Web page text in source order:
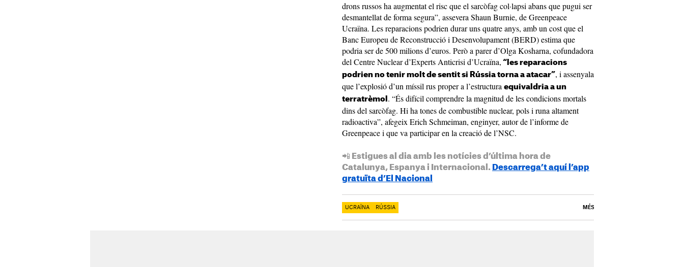
drons russos ha augmentat el risc que el sarcòfag col·lapsi abans que pugui ser
desmantellat de forma segura”, assevera Shaun Burnie, de Greenpeace
Ucraïna. Les reparacions podrien durar uns quatre anys, amb un cost que el
Banc Europeu de Reconstrucció i Desenvolupament (BERD) estima que
podria ser de 500 milions d’euros. Però a parer d’Olga Kosharna, cofundadora
del Centre Nuclear d’Experts Anticrisi d’Ucraïna, “les reparacions
podrien no tenir molt de sentit si Rússia torna a atacar”, i assenyala
que l’explosió d’un míssil rus proper a l’estructura equivaldria a un
terratrèmol . “És difícil comprendre la magnitud de les condicions mortals
dins del sarcòfag. Hi ha tones de combustible nuclear, pols i runa altament
radioactiva”, afegeix Erich Schmeiman, enginyer, autor de l’informe de
Greenpeace i que va participar en la creació de l’NSC.
📲 Estigues al dia amb les notícies d’última hora de
Catalunya, Espanya i Internacional. Descarrega’t aquí l’app
gratuïta d’El Nacional
UCRAÏNA RÚSSIA MÉS